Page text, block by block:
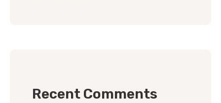
Recent Comments